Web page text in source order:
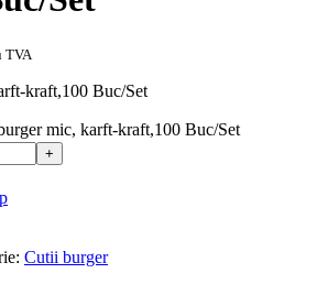
TVA
kraft,100 Buc/Set
mic, karft-kraft,100 Buc/Set
Cutii burger